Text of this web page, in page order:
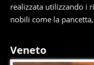
realizzata utilizzando i
nobili come la
Veneto